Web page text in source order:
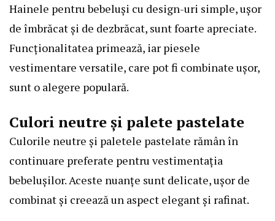
Hainele pentru bebeluși cu design-uri simple, ușor
de îmbrăcat și de dezbrăcat, sunt foarte apreciate.
Funcționalitatea primează, iar piesele
vestimentare versatile, care pot fi combinate ușor,
sunt o alegere populară.
Culori neutre și palete pastelate
Culorile neutre și paletele pastelate rămân în
continuare preferate pentru vestimentația
bebelușilor. Aceste nuanțe sunt delicate, ușor de
combinat și creează un aspect elegant și rafinat.